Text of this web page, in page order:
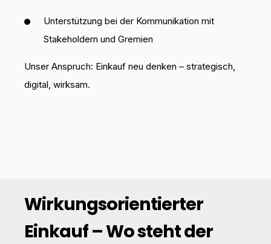
Unterstützung bei der Kommunikation mit
Stakeholdern und Gremien
Unser Anspruch: Einkauf neu denken – strategisch,
digital, wirksam.
Wirkungsorientierter
Einkauf – Wo steht der